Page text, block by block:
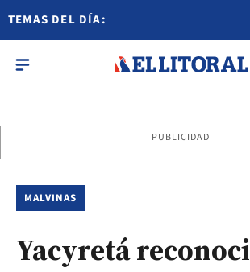
TEMAS DEL DÍA:
PUBLICIDAD
MALVINAS
Yacyretá